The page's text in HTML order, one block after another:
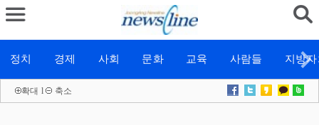
정치 경제 사회 문화 교육 사람들 지방
확대 l 축소